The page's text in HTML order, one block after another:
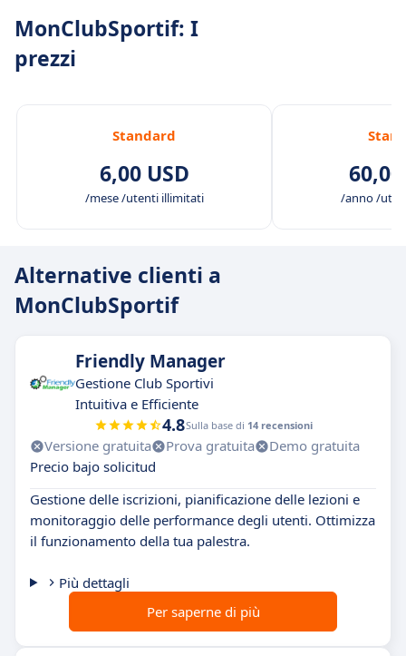
MonClubSportif: I
prezzi
Standard
6,00 USD
/mese /utenti illimitati /anno /
Alternative clienti a
MonClubSportif
Friendly Manager
Gestione Club Sportivi
Intuitiva e Efficiente
4.8Sulla base di 14 recensioni
Versione gratuita Prova gratuita
Demo gratuita
Precio bajo solicitud
Gestione delle iscrizioni, pianificazione delle lezioni e
monitoraggio delle performance degli utenti. Ottimizza
il funzionamento della tua palestra.
Più dettagli
Per saperne di più